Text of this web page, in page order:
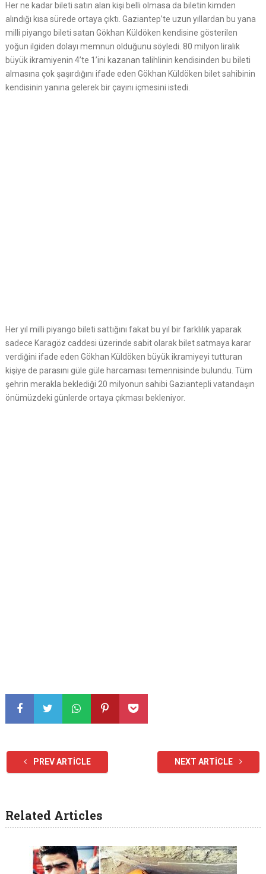
Her ne kadar bileti satın alan kişi belli olmasa da biletin kimden
alındığı kısa sürede ortaya çıktı. Gaziantep’te uzun yıllardan bu yana
milli piyango bileti satan Gökhan Küldöken kendisine gösterilen
yoğun ilgiden dolayı memnun olduğunu söyledi. 80 milyon liralık
büyük ikramiyenin 4’te 1’ini kazanan talihlinin kendisinden bu bileti
almasına çok şaşırdığını ifade eden Gökhan Küldöken bilet sahibinin
kendisinin yanına gelerek bir çayını içmesini istedi.
Her yıl milli piyango bileti sattığını fakat bu yıl bir farklılık yaparak
sadece Karagöz caddesi üzerinde sabit olarak bilet satmaya karar
verdiğini ifade eden Gökhan Küldöken büyük ikramiyeyi tutturan
kişiye de parasını güle güle harcaması temennisinde bulundu. Tüm
şehrin merakla beklediği 20 milyonun sahibi Gaziantepli vatandaşın
önümüzdeki günlerde ortaya çıkması bekleniyor.
PREV ARTICLE NEXT ARTICLE
Related Articles